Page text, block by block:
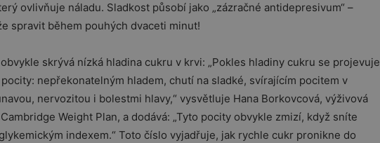
ovlivňuje náladu. Sladkost působí jako „zázračné antidepresivum“ –
spravit během pouhých dvaceti minut!
skrývá nízká hladina cukru v krvi: „Pokles hladiny cukru se projevuje
nepřekonatelným hladem, chutí na sladké, svírajícím pocitem v
nervozitou i bolestmi hlavy,“ vysvětluje Hana Borkovcová, výživová
Weight Plan, a dodává: „Tyto pocity obvykle zmizí, když sníte
indexem.“ Toto číslo vyjadřuje, jak rychle cukr pronikne do